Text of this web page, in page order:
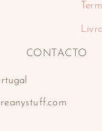
CONTACTO